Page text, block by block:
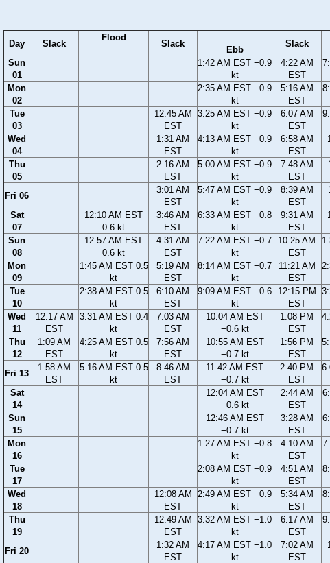
Day Slack
Flood
Slack
Ebb
Slack
Sun
01
1:42 AM EST −0.9
kt
4:22 AM
EST
Mon
02
2:35 AM EST −0.9
kt
5:16 AM
EST
Tue
03
12:45 AM
EST
3:25 AM EST −0.9
kt
6:07 AM
EST
Wed
04
1:31 AM
EST
4:13 AM EST −0.9
kt
6:58 AM
EST
Thu
05
2:16 AM
EST
5:00 AM EST −0.9
kt
7:48 AM
EST
Fri 06
3:01 AM
EST
5:47 AM EST −0.9
kt
8:39 AM
EST
Sat
07
12:10 AM EST
0.6 kt
3:46 AM
EST
6:33 AM EST −0.8
kt
9:31 AM
EST
Sun
08
12:57 AM EST
0.6 kt
4:31 AM
EST
7:22 AM EST −0.7
kt
10:25 AM
EST
Mon
09
1:45 AM EST 0.5
kt
5:19 AM
EST
8:14 AM EST −0.7
kt
11:21 AM
EST
Tue
10
2:38 AM EST 0.5
kt
6:10 AM
EST
9:09 AM EST −0.6
kt
12:15 PM
EST
Wed
11
12:17 AM
EST
3:31 AM EST 0.4
kt
7:03 AM
EST
10:04 AM EST
−0.6 kt
1:08 PM
EST
Thu
12
1:09 AM
EST
4:25 AM EST 0.5
kt
7:56 AM
EST
10:55 AM EST
−0.7 kt
1:56 PM
EST
Fri 13
1:58 AM
EST
5:16 AM EST 0.5
kt
8:46 AM
EST
11:42 AM EST
−0.7 kt
2:40 PM
EST
Sat
14
12:04 AM EST
−0.6 kt
2:44 AM
EST
Sun
15
12:46 AM EST
−0.7 kt
3:28 AM
EST
Mon
16
1:27 AM EST −0.8
kt
4:10 AM
EST
Tue
17
2:08 AM EST −0.9
kt
4:51 AM
EST
Wed
18
12:08 AM
EST
2:49 AM EST −0.9
kt
5:34 AM
EST
Thu
19
12:49 AM
EST
3:32 AM EST −1.0
kt
6:17 AM
EST
Fri 20
1:32 AM
EST
4:17 AM EST −1.0
kt
7:02 AM
EST